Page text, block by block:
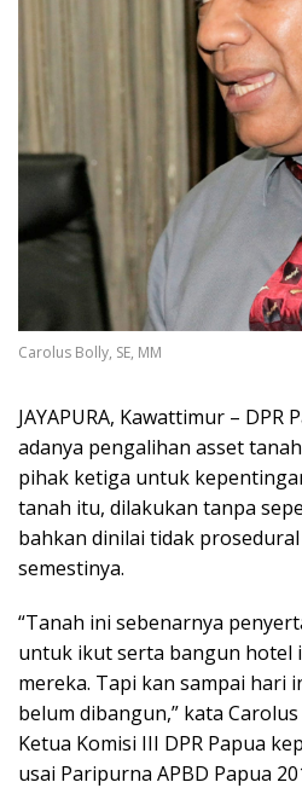
Carolus Bolly, SE, MM
JAYAPURA, Kawattimur – DPR
adanya pengalihan asset
pihak ketiga untuk
tanah itu, dilakukan tanpa
bahkan dinilai tidak
semestinya.
“Tanah ini sebenarnya
untuk ikut serta bangun hotel
mereka. Tapi kan sampai hari
belum dibangun,” kata
Ketua Komisi III DPR Papua
usai Paripurna APBD Papua